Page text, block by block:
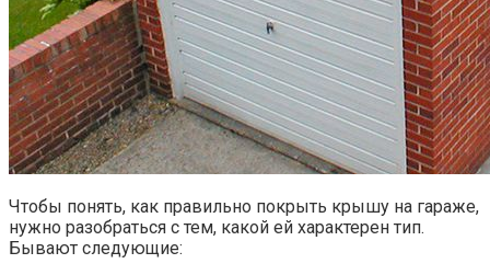
Чтобы понять, как правильно покрыть крышу на гараже,
нужно разобраться с тем, какой ей характерен тип.
Бывают следующие: